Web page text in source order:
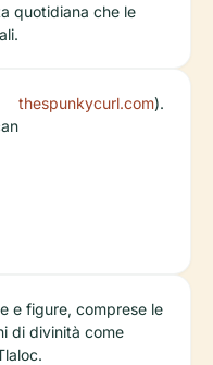
quotidiana che le
thespunkycurl.com).
e figure, comprese le
di divinità come